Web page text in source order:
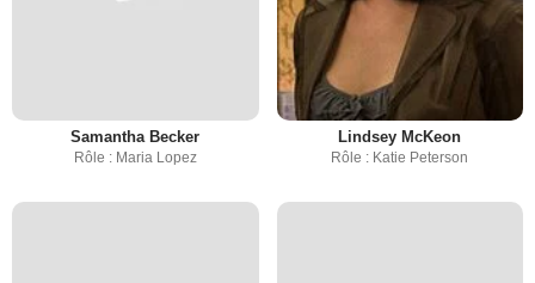
Samantha Becker
Rôle : Maria Lopez
Lindsey McKeon
Rôle : Katie Peterson